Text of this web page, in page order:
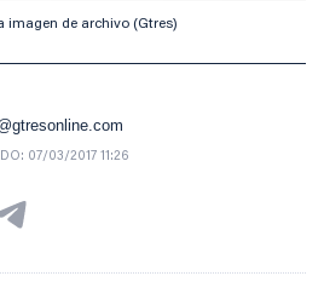
imagen de archivo (Gtres)
07/03/2017 11:26